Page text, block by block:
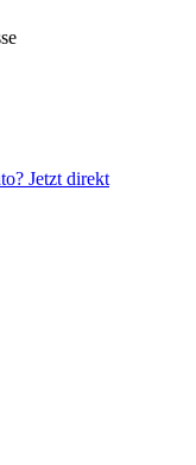
Jetzt direkt